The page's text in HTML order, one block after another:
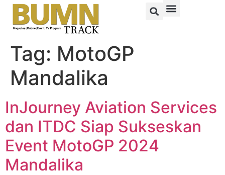
Tag: MotoGP
Mandalika
InJourney Aviation Services
dan ITDC Siap Sukseskan
Event MotoGP 2024
Mandalika